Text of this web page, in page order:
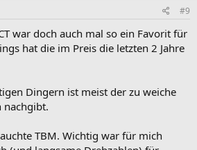
#9
war doch auch mal so ein Favorit für
hat die im Preis die letzten 2 Jahre
Dingern ist meist der zu weiche
nachgibt.
TBM. Wichtig war für mich